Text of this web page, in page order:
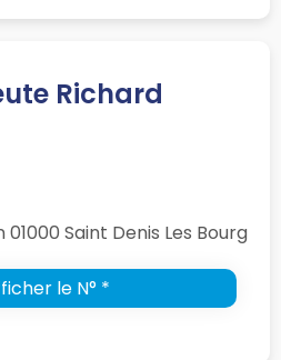
Richard
Saint Denis Les Bourg
le N° *